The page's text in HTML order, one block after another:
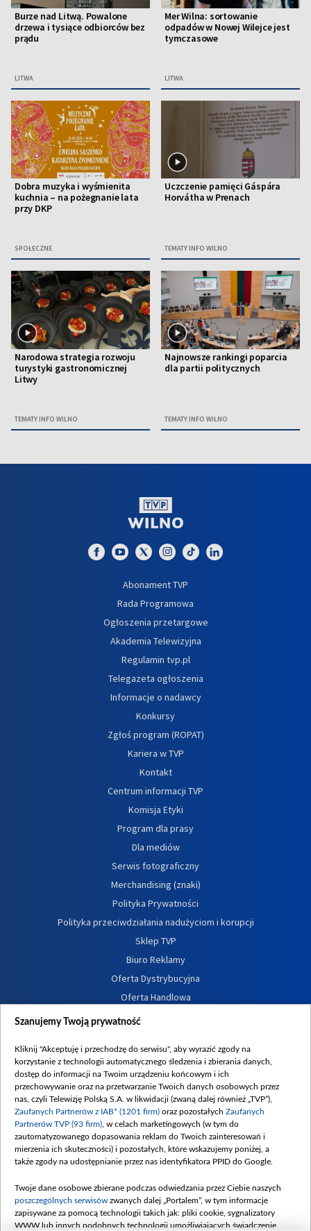
Burze nad Litwą. Powalone
drzewa i tysiące odbiorców bez
prądu
LITWA
Mer Wilna: sortowanie
odpadów w Nowej Wilejce jest
tymczasowe
LITWA
Dobra muzyka i wyśmienita
kuchnia – na pożegnanie lata
przy DKP
SPOŁECZNE
Uczczenie pamięci Gáspára
Horvátha w Prenach
TEMATY INFO WILNO
Narodowa strategia rozwoju
turystyki gastronomicznej
Litwy
TEMATY INFO WILNO
Najnowsze rankingi poparcia
dla partii politycznych
TEMATY INFO WILNO
Abonament TVP
Rada Programowa
Ogłoszenia przetargowe
Akademia Telewizyjna
Regulamin tvp.pl
Telegazeta ogłoszenia
Informacje o nadawcy
Konkursy
Zgłoś program (ROPAT)
Kariera w TVP
Kontakt
Centrum informacji TVP
Komisja Etyki
Program dla prasy
Dla mediów
Serwis fotograficzny
Merchandising (znaki)
Polityka Prywatności
Polityka przeciwdziałania nadużyciom i korupcji
Sklep TVP
Biuro Reklamy
Oferta Dystrybucyjna
Oferta Handlowa
Dostępność
Procedura zgłoszeń wewnętrznych
Szanujemy Twoją prywatność
Kliknij "Akceptuję i przechodzę do serwisu", aby wyrazić zgody na
korzystanie z technologii automatycznego śledzenia i zbierania danych,
dostęp do informacji na Twoim urządzeniu końcowym i ich
przechowywanie oraz na przetwarzanie Twoich danych osobowych przez
nas, czyli Telewizję Polską S.A. w likwidacji (zwaną dalej również „TVP”),
Zaufanych Partnerów z IAB* (1201 firm) oraz pozostałych Zaufanych
Partnerów TVP (93 firm) , w celach marketingowych (w tym do
zautomatyzowanego dopasowania reklam do Twoich zainteresowań i
mierzenia ich skuteczności) i pozostałych, które wskazujemy poniżej, a
także zgody na udostępnianie przez nas identyfikatora PPID do Google.
Twoje dane osobowe zbierane podczas odwiedzania przez Ciebie naszych
poszczególnych serwisów zwanych dalej „Portalem”, w tym informacje
zapisywane za pomocą technologii takich jak: pliki cookie, sygnalizatory
WWW lub innych podobnych technologii umożliwiających świadczenie